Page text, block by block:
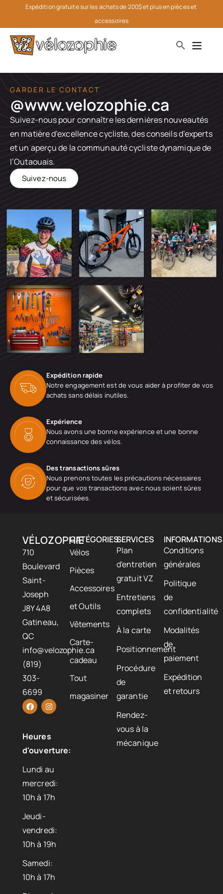
Expédition gratuite sur les achats de 200$ et plus en pièces et
accessoires
GARDER LE CONTACT
@www.velozophie.ca​
Suivez-nous pour connaître les dernières nouveautés
en matière d’excellence cycliste, des conseils d’experts
et un aperçu de la communauté cycliste dynamique de
l’Outaouais.
Suivez-nous
Expédition rapide
Notre engagement est de vous aider à profiter de vos
achats sans délais inutiles.
Expérience
Nous avons une bonne expérience et une bonne
connaissance des vélos.
Des transactions sûres
Nous prenons toutes les précautions nécessaires
pour que vos transactions avec nous soient sûres
et sécurisées.
VÉLOZOPHIE
710
Boulevard
Saint-
Joseph
J8Y 4A8
Gatineau,
QC
info@velozophie.ca
(819)
303-
6699
Heures
d'ouverture:
Lundi au
mercredi:
10h à 17h
Jeudi-
vendredi:
10h à 19h
Samedi:
10h à 17h
CATÉGORIES
Vélos
Pièces
Accessoires
et Outils
Vêtements
Carte-
cadeau
Tout
magasiner
SERVICES
Plan
d'entretien
gratuit VZ
Entretiens
complets
À la carte
Positionnement
Procédure
de
garantie
Rendez-
vous à la
mécanique
INFORMATIONS
Conditions
générales
Politique
de
confidentialité
Modalités
de
paiement
Expédition
et retours